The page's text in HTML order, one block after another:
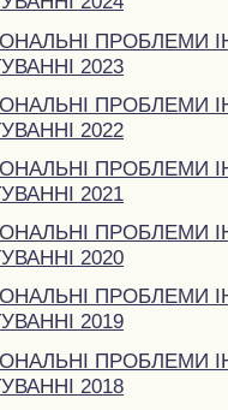
ПРОБЛЕМИ
2023
ПРОБЛЕМИ
2022
ПРОБЛЕМИ
2021
ПРОБЛЕМИ
2020
ПРОБЛЕМИ
2019
ПРОБЛЕМИ
2018